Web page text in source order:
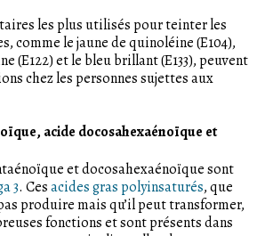
les plus utilisés pour teinter les
comme le jaune de quinoléine (E104),
(E122) et le bleu brillant (E133), peuvent
chez les personnes sujettes aux
acide docosahexaénoïque et
et docosahexaénoïque sont
3. Cesacides gras polyinsaturés, que
produire mais qu’il peut transformer,
fonctions et sont présents dans